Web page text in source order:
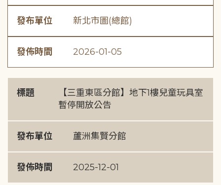
發布單位 新北市圖(總館)
發佈時間 2026-01-05
標題
【三重東區分館】地下1樓兒童玩具室
暫停開放公告
發布單位 蘆洲集賢分館
發佈時間 2025-12-01